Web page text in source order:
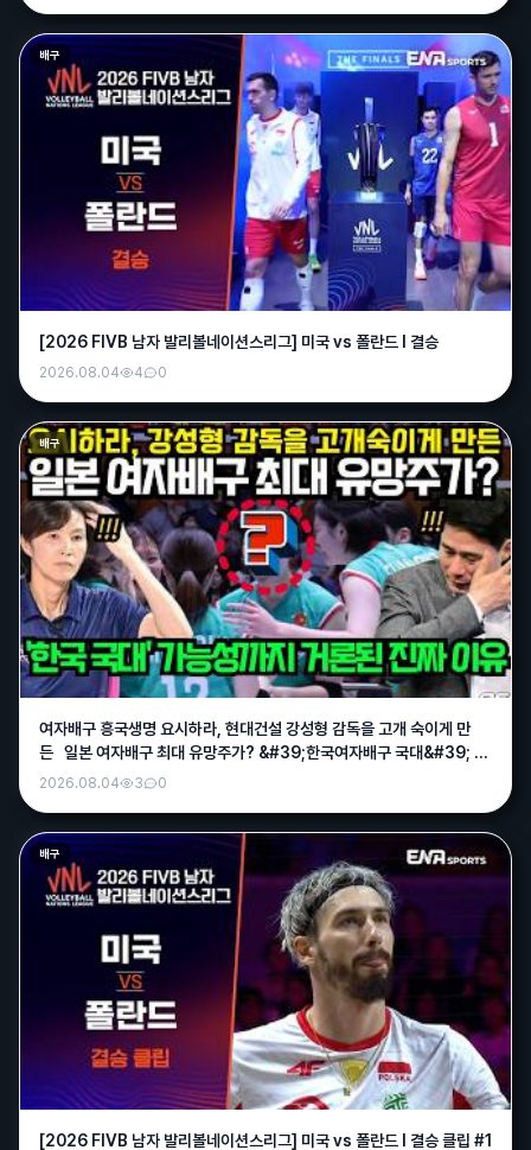
배구
[2026 FIVB 남자 발리볼네이션스리그] 미국 vs 폴란드 l 결승
2026.08.04 4 0
배구
여자배구 흥국생명 요시하라, 현대건설 강성형 감독을 고개 숙이게 만
든 일본 여자배구 최대 유망주가? &#39;한국여자배구 국대&#39; 가
능성까지 거론된 진짜 이유 (2026년 8월3일)
2026.08.04 3 0
배구
[2026 FIVB 남자 발리볼네이션스리그] 미국 vs 폴란드 l 결승 클립 #1